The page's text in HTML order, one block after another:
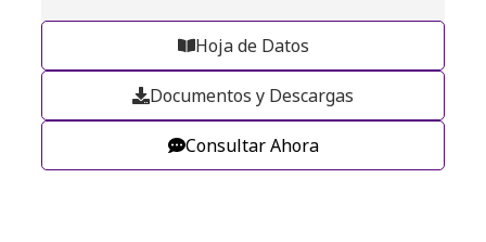
Hoja de Datos
Documentos y Descargas
Consultar Ahora